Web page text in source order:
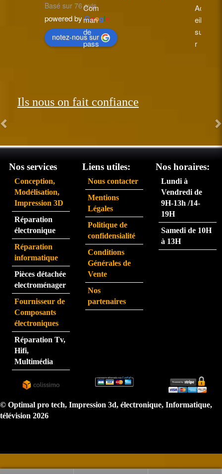
Basé sur 76 avis
powered byGoogle
notez-nous sur
Com
man
de
pass
née
ait du
servi
partic
ulière
ment
rapid
e.
Accu
eil
supe
r
ent
très
eme
nt.
pers
onne
sitez
pas.
Je
Ils nous on fait confiance
Nos services
Conception,
Modélisation,
Impression 3D
Réparation
électronique
Réparation
informatique
Pièces détachée
electroménager
Fournisseur de
Composants
électroniques
Réparation Tv,
Hifi,
Multimédia
Liens utiles:
Nous contacter
Mentions
Légales
Politique de
confidensialité
Conditions
Générales de
Vente
Nos
partenaires
Nos horaires:
Lundi à
Vendredi de
9H-13h /14-
19H
Samedi de 10H
à 13H
© Optimal pro tech, Impression 3d, électronique, Informatique,
télévision 2026